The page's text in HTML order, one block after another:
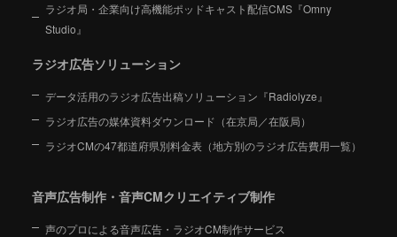
ラジオ局・企業向け高機能ポッドキャスト配信CMS『Omny
Studio』
ラジオ広告ソリューション
データ活用のラジオ広告出稿ソリューション『Radiolyze』
ラジオ広告の媒体資料ダウンロード（在京局／在阪局）
ラジオCMの47都道府県別料金表（地方別のラジオ広告費用一覧）
音声広告制作・音声CMクリエイティブ制作
声のプロによる音声広告・ラジオCM制作サービス